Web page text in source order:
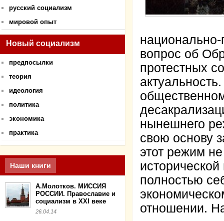
русский социализм
мировой опыт
Новый социализм
предпосылки
теория
идеология
политика
экономика
практика
Наши книги
А.Молотков. МИССИЯ
РОССИИ. Православие и
социализм в XXI веке
26.04.14
национально-
вопрос об
протестных
нынешнего
свою основу
этот режим
полностью
отношении.